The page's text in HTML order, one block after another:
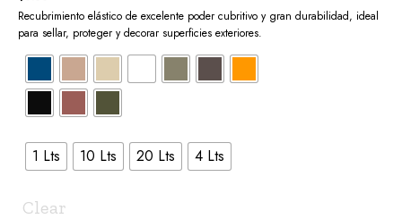
Recubrimiento elástico de excelente poder cubritivo y gran durabilidad, ideal
para sellar, proteger y decorar superficies exteriores.
1 Lts 10 Lts 20 Lts 4 Lts
Clear